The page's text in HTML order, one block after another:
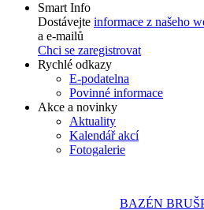
Smart Info
Dostávejte informace z našeho
a e-mailů
Chci se zaregistrovat
Rychlé odkazy
E-podatelna
Povinné informace
Akce a novinky
Aktuality
Kalendář akcí
Fotogalerie
BAZÉN